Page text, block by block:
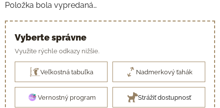
Položka bola vypredaná…
Vyberte správne
Využite rýchle odkazy nižšie.
Veľkostná tabuľka Nadmerkový ťahák
Vernostný program Strážiť dostupnosť